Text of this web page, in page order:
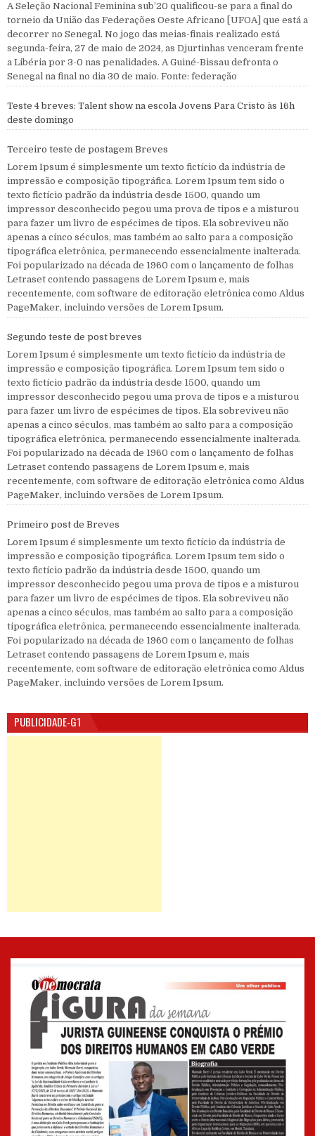
A Seleção Nacional Feminina sub’20 qualificou-se para a final do
torneio da União das Federações Oeste Africano [UFOA] que está a
decorrer no Senegal. No jogo das meias-finais realizado está
segunda-feira, 27 de maio de 2024, as Djurtinhas venceram frente
a Libéria por 3-0 nas penalidades. A Guiné-Bissau defronta o
Senegal na final no dia 30 de maio. Fonte: federação
Teste 4 breves: Talent show na escola Jovens Para Cristo às 16h
deste domingo
Terceiro teste de postagem Breves
Lorem Ipsum é simplesmente um texto fictício da indústria de
impressão e composição tipográfica. Lorem Ipsum tem sido o
texto fictício padrão da indústria desde 1500, quando um
impressor desconhecido pegou uma prova de tipos e a misturou
para fazer um livro de espécimes de tipos. Ela sobreviveu não
apenas a cinco séculos, mas também ao salto para a composição
tipográfica eletrônica, permanecendo essencialmente inalterada.
Foi popularizado na década de 1960 com o lançamento de folhas
Letraset contendo passagens de Lorem Ipsum e, mais
recentemente, com software de editoração eletrônica como Aldus
PageMaker, incluindo versões de Lorem Ipsum.
Segundo teste de post breves
Lorem Ipsum é simplesmente um texto fictício da indústria de
impressão e composição tipográfica. Lorem Ipsum tem sido o
texto fictício padrão da indústria desde 1500, quando um
impressor desconhecido pegou uma prova de tipos e a misturou
para fazer um livro de espécimes de tipos. Ela sobreviveu não
apenas a cinco séculos, mas também ao salto para a composição
tipográfica eletrônica, permanecendo essencialmente inalterada.
Foi popularizado na década de 1960 com o lançamento de folhas
Letraset contendo passagens de Lorem Ipsum e, mais
recentemente, com software de editoração eletrônica como Aldus
PageMaker, incluindo versões de Lorem Ipsum.
Primeiro post de Breves
Lorem Ipsum é simplesmente um texto fictício da indústria de
impressão e composição tipográfica. Lorem Ipsum tem sido o
texto fictício padrão da indústria desde 1500, quando um
impressor desconhecido pegou uma prova de tipos e a misturou
para fazer um livro de espécimes de tipos. Ela sobreviveu não
apenas a cinco séculos, mas também ao salto para a composição
tipográfica eletrônica, permanecendo essencialmente inalterada.
Foi popularizado na década de 1960 com o lançamento de folhas
Letraset contendo passagens de Lorem Ipsum e, mais
recentemente, com software de editoração eletrônica como Aldus
PageMaker, incluindo versões de Lorem Ipsum.
PUBLICIDADE-G1